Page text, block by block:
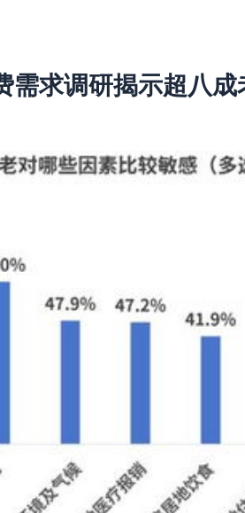
求调研揭示超八